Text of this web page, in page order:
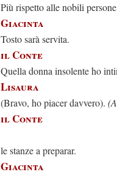
Più rispetto alle nobili
Giacinta
Tosto sarà servita.
il Conte
Quella donna insolente ho
Lisaura
(Bravo, ho piacer davvero).
il Conte
le stanze a preparar.
Giacinta